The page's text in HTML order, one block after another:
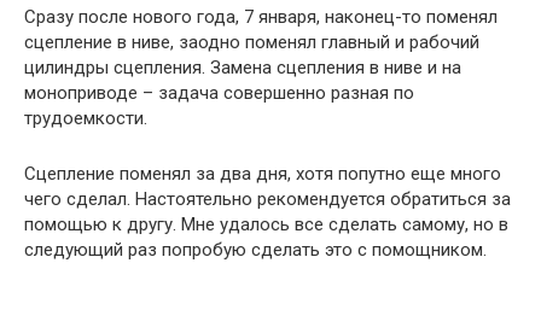
Сразу после нового года, 7 января, наконец-то поменял
сцепление в ниве, заодно поменял главный и рабочий
цилиндры сцепления. Замена сцепления в ниве и на
моноприводе – задача совершенно разная по
трудоемкости.
Сцепление поменял за два дня, хотя попутно еще много
чего сделал. Настоятельно рекомендуется обратиться за
помощью к другу. Мне удалось все сделать самому, но в
следующий раз попробую сделать это с помощником.